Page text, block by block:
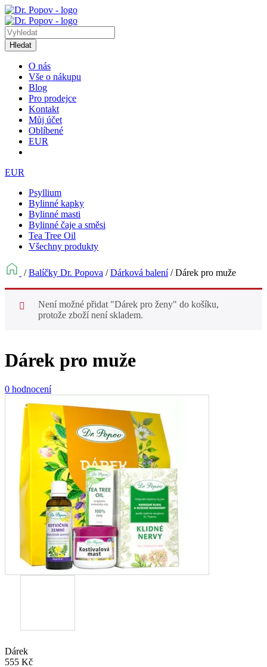
Hledat
O nás
Vše o nákupu
Blog
Pro prodejce
Kontakt
Můj účet
Oblíbené
EUR
EUR
Psyllium
Bylinné kapky
Bylinné masti
Bylinné čaje a směsi
Tea Tree Oil
Všechny produkty
/Balíčky Dr. Popova /Dárková balení/Dárek pro muže
Není možné přidat "Dárek pro ženy" do košíku,
protože zboží není skladem.
Dárek pro muže
0 hodnocení
Dárek
555 Kč